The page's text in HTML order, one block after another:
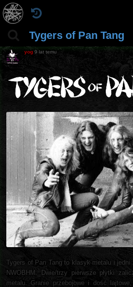
Tygers of Pan Tang
yog 9 lat temu
Tygers of Pan Tang to klasyk metalu i jedni
NWOBHM. Dwie/trzy pierwsze płytki
metalu. Granie przebojowe i dość